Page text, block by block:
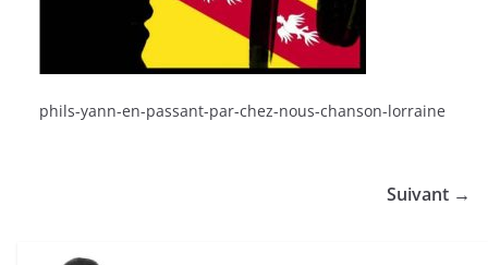
phils-yann-en-passant-par-chez-nous-chanson-lorraine
Suivant →